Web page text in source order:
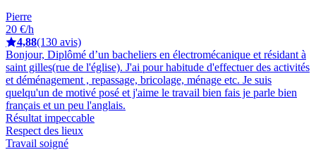
Pierre
20 €/h
4,88(130 avis)
Bonjour, Diplômé d’un bacheliers en électromécanique et résidant à
saint gilles(rue de l'église). J'ai pour habitude d'effectuer des activités
et déménagement , repassage, bricolage, ménage etc. Je suis
quelqu'un de motivé posé et j'aime le travail bien fais je parle bien
français et un peu l'anglais.
Résultat impeccable
Respect des lieux
Travail soigné